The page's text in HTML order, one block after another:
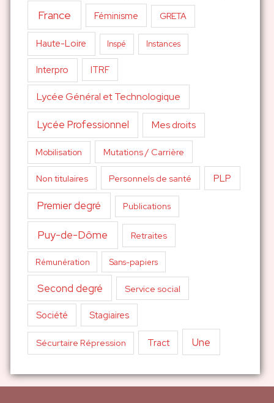
France Féminisme GRETA
Haute-Loire Inspé Instances
Interpro ITRF
Lycée Général et Technologique
Lycée Professionnel Mes droits
Mobilisation Mutations / Carrière
Non titulaires Personnels de santé PLP
Premier degré Publications
Puy-de-Dôme Retraites
Rémunération Sans-papiers
Second degré Service social
Société Stagiaires
Sécurtaire Répression Tract Une